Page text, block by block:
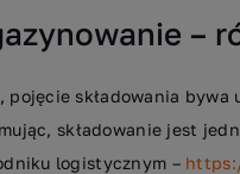
–
składowania
składowanie jest
logistycznym –